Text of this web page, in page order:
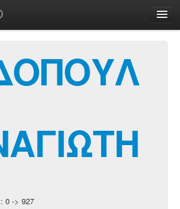
: 0 -> 927